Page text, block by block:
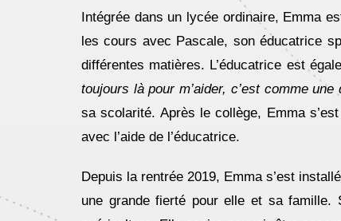
Intégrée dans un lycée ordinaire, Emma
les cours avec Pascale, son éducatrice
différentes matières. L’éducatrice est
toujours là pour m’aider, c’est comme
sa scolarité. Après le collège, Emma
avec l’aide de l’éducatrice.
Depuis la rentrée 2019, Emma s’est
une grande fierté pour elle et sa famille.